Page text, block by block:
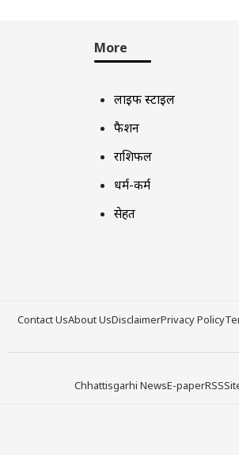
More
लाइफ स्टाइल
फैशन
राशिफल
धर्म-कर्म
सेहत
Contact UsAbout UsDisclaimerPrivacy Policy
Chhattisgarhi NewsE-paperRSS